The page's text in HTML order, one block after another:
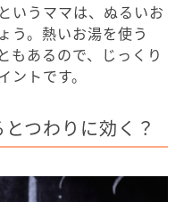
いうママは、ぬるいお
う。熱いお湯を使う
もあるので、じっくり
トです。
つわりに効く？